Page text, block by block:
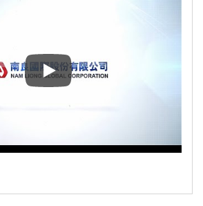
2022 Nam Liong Global